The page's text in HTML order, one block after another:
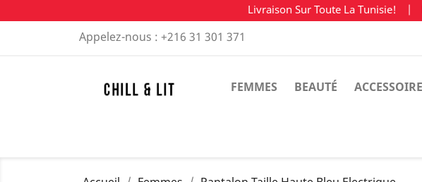
Livraison Sur Toute La Tunisie! |
Appelez-nous : +216 31 301 371
FEMMES BEAUTÉ